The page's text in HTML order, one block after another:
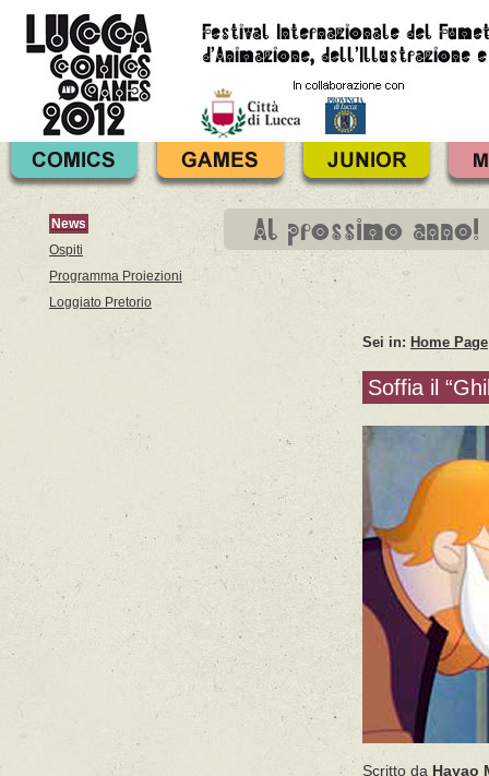
Al prossimo anno!
News
Ospiti
Programma Proiezioni
Loggiato Pretorio
Sei in: Home Page
Soffia il
Scritto da Hayao